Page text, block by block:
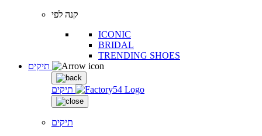
קנה לפי
ICONIC
BRIDAL
TRENDING SHOES
תיקים
תיקים